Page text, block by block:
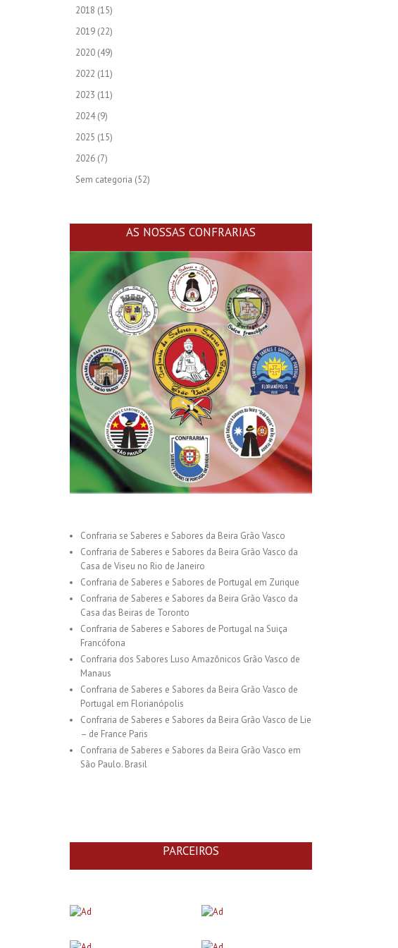
2018 (15)
2019(22)
2020(49)
2022 (11)
2023 (11)
2024(9)
2025 (15)
2026(7)
Sem categoria (52)
AS NOSSAS CONFRARIAS
Confraria se Saberes e Sabores da Beira Grão Vasco
Confraria de Saberes e Sabores da Beira Grão Vasco da
Casa de Viseu no Rio de Janeiro
Confraria de Saberes e Sabores de Portugal em Zurique
Confraria de Saberes e Sabores da Beira Grão Vasco da
Casa das Beiras de Toronto
Confraria de Saberes e Sabores de Portugal na Suiça
Francófona
Confraria dos Sabores Luso Amazônicos Grão Vasco de
Manaus
Confraria de Saberes e Sabores da Beira Grão Vasco de
Portugal em Florianópolis
Confraria de Saberes e Sabores da Beira Grão Vasco de Lie
– de France Paris
Confraria de Saberes e Sabores da Beira Grão Vasco em
São Paulo. Brasil
PARCEIROS